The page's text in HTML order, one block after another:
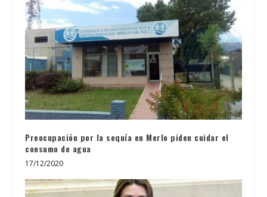
Preocupación por la sequía en Merlo piden cuidar el
consumo de agua
17/12/2020